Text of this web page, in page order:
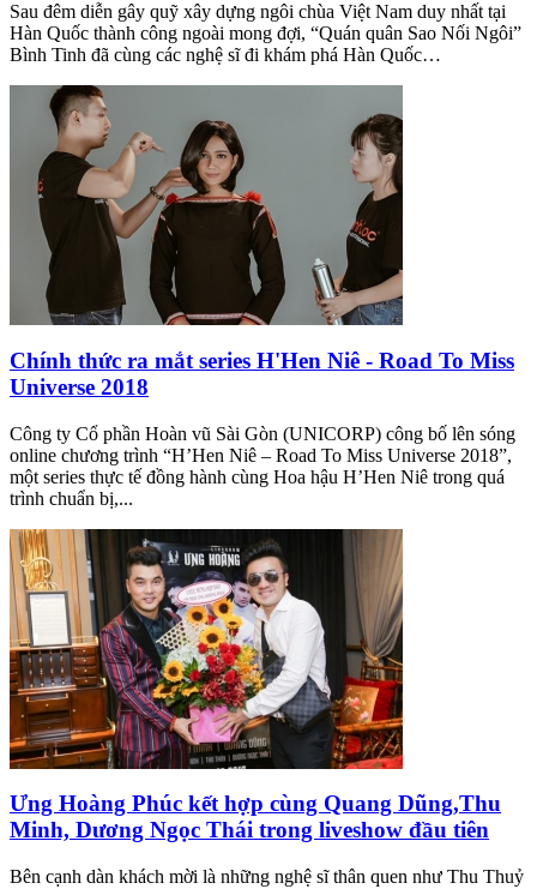
Sau đêm diễn gây quỹ xây dựng ngôi chùa Việt Nam duy nhất tại
Hàn Quốc thành công ngoài mong đợi, “Quán quân Sao Nối Ngôi”
Bình Tinh đã cùng các nghệ sĩ đi khám phá Hàn Quốc…
Chính thức ra mắt series H'Hen Niê - Road To Miss
Universe 2018
Công ty Cổ phần Hoàn vũ Sài Gòn (UNICORP) công bố lên sóng
online chương trình “H’Hen Niê – Road To Miss Universe 2018”,
một series thực tế đồng hành cùng Hoa hậu H’Hen Niê trong quá
trình chuẩn bị,...
Ưng Hoàng Phúc kết hợp cùng Quang Dũng,Thu
Minh, Dương Ngọc Thái trong liveshow đầu tiên
Bên cạnh dàn khách mời là những nghệ sĩ thân quen như Thu Thuỷ